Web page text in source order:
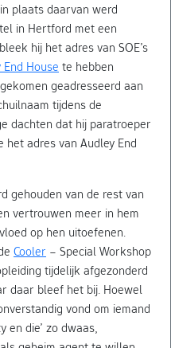
plaats daarvan werd
in Hertford met een
hij het adres van SOE’s
House te hebben
geadresseerd aan
tijdens de
dachten dat hij paratroeper
adres van Audley End
gehouden van de rest van
vertrouwen meer in hem
op hen uitoefenen.
Cooler – Special Workshop
tijdelijk afgezonderd
daar bleef het bij. Hoewel
vond om iemand
en die’ zo dwaas,